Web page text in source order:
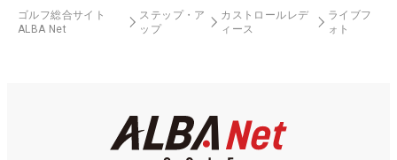
ゴルフ総合サイト
ALBA Net
ステップ・ア
ップ
カストロールレデ
ィース
ライブフ
ォト